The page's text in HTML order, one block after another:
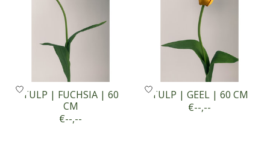
TULP | FUCHSIA | 60
CM
€--,--
TULP | GEEL | 60 CM
€--,--